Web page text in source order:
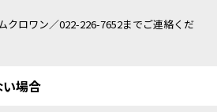
クロワン／022-226-7652までご連絡くだ
場合